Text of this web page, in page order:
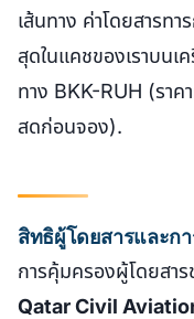
เส้นทาง ค่าโดยสารท
สุดในแคชของเราบน
ทาง BKK-RUH (รา
สดก่อนจอง).
สิทธิผู้โดยสารและก
การคุ้มครองผู้โดยสา
Qatar Civil